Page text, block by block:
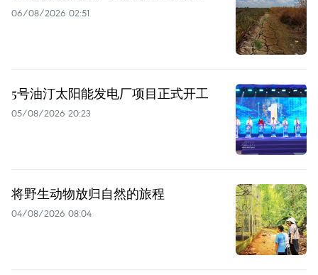
06/08/2026 02:51
5号油汀太阳能发电厂项目正式开工
05/08/2026 20:23
将野生动物放归自然的旅程
04/08/2026 08:04